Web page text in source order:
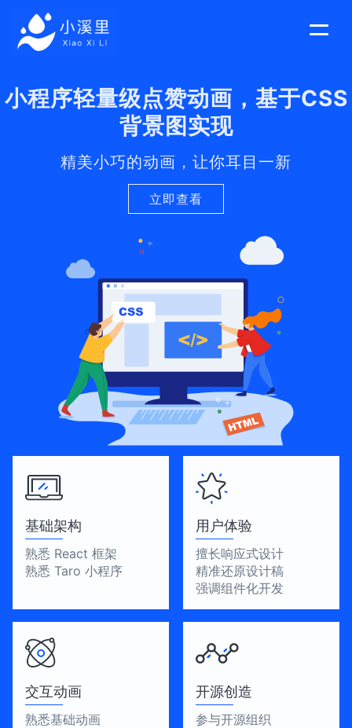
单
小程序轻量级点赞动画，基于CSS
背景图实现
精美小巧的动画，让你耳目一新
立即查看
基础架构
熟悉 React 框架
熟悉 Taro 小程序
用户体验
擅长响应式设计
精准还原设计稿
强调组件化开发
交互动画
熟悉基础动画
开源创造
参与开源组织